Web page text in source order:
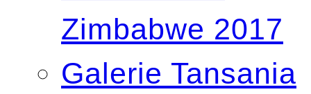
Zimbabwe 2017
Galerie Tansania